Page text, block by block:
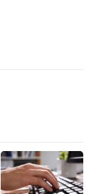
友商销量
受不了,难
发布失利
理想自己身
同比增长3
相比仍有不
车已经重回